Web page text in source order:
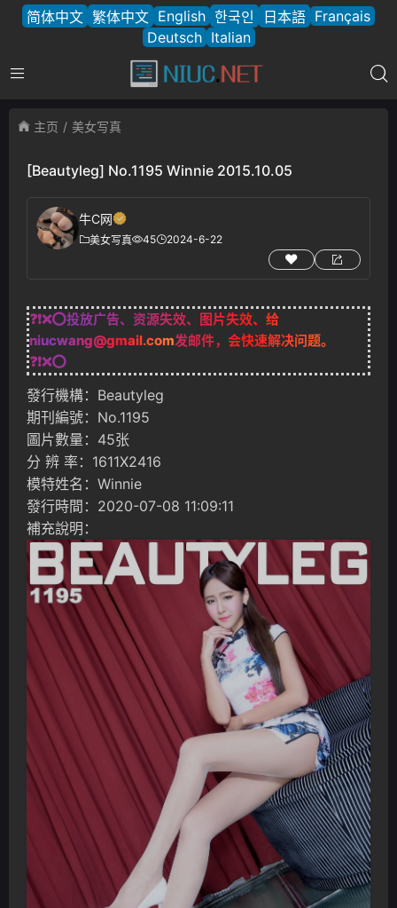
简体中文 繁体中文 English 한국인 日本語 Français
Deutsch Italian
主页 美女写真
[Beautyleg] No.1195 Winnie 2015.10.05
牛C网
美女写真 45 2024-6-22
❓❗❌⭕投放广告、资源失效、图片失效、给
niucwang@gmail.com发邮件，会快速解决问题。
❓❗❌⭕
發行機構：Beautyleg
期刊編號：No.1195
圖片數量：45张
分 辨 率：1611X2416
模特姓名：Winnie
發行時間：2020-07-08 11:09:11
補充說明：